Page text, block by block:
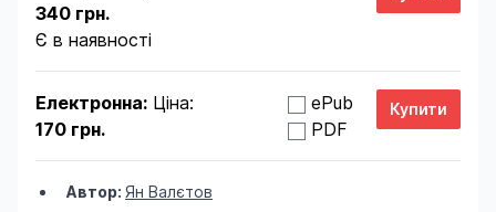
340 грн.
Є в наявності
Електронна: Ціна:
170 грн.
ePub
PDF
Автор: Ян Валєтов